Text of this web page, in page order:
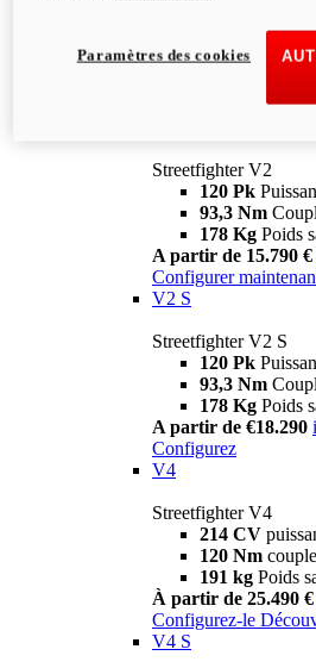
Streetfighter V2
120 Pk
93,3 Nm
178 Kg Poids
A partir de 15.790 €
Configurer
V2 S
Streetfighter V2 S
120 Pk
93,3 Nm
178 Kg Poids
A partir de €18.290 i
Configurez
V4
Streetfighter V4
214 CV
120 Nm couple
191 kg Poids
À partir de 25.490 €
Configurez-le
V4 S
Paramètres des cookies